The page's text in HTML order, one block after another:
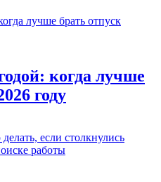
когда лучше
году